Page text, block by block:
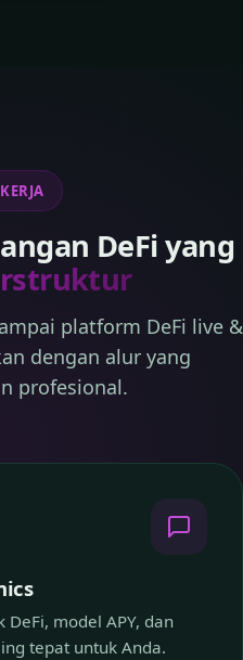
DeFi yang
platform DeFi live &
dengan alur yang
profesional.
model APY, dan
tepat untuk Anda.